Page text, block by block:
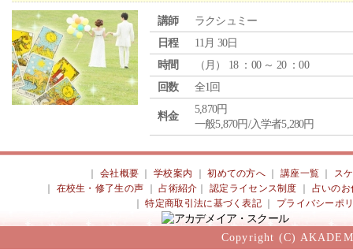
講師
ラクシュミー
日程
11月 30日
時間
（ 月 ） 18 ：00 ～ 20 ：00
回数
全1回
料金
5,870円
一般5,870円/入学者5,280円
会社概要 ｜学校案内 ｜初めての方へ 講座一覧
ス
在校生・修了生の声 ｜占術紹介 ｜認定ライセンス制度
占いのお
｜特定商取引法に基づく表記 プライバシーポ
Copyright (C)